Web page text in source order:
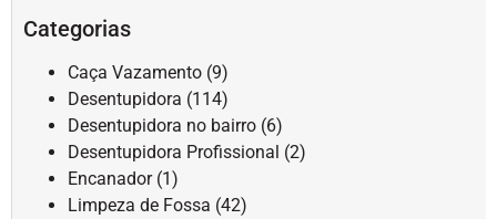
Categorias
Caça Vazamento (9)
Desentupidora (114)
Desentupidora no bairro (6)
Desentupidora Profissional (2)
Encanador(1)
Limpeza de Fossa (42)